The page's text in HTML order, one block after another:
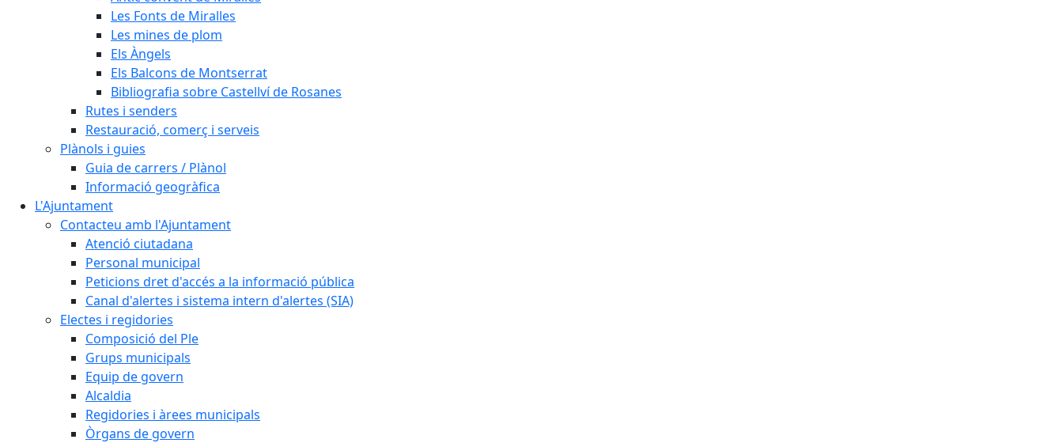
Les Fonts de Miralles
Les mines de plom
Els Àngels
Els Balcons de Montserrat
Bibliografia sobre Castellví de Rosanes
Rutes i senders
Restauració, comerç i serveis
Plànols i guies
Guia de carrers / Plànol
Informació geogràfica
L'Ajuntament
Contacteu amb l'Ajuntament
Atenció ciutadana
Personal municipal
Peticions dret d'accés a la informació pública
Canal d'alertes i sistema intern d'alertes (SIA)
Electes i regidories
Composició del Ple
Grups municipals
Equip de govern
Alcaldia
Regidories i àrees municipals
Òrgans de govern